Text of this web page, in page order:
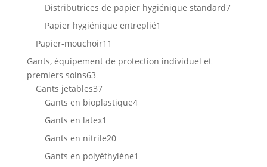
produits
Distributrices de papier hygiénique standard77
Papier hygiénique entreplié1
Papier-mouchoir11
produits
Gants, équipement de protection individuel et
premiers soins6363
produits
Gants jetables3737
produits
Gants en bioplastique44
Gants en latex1
produit
Gants en nitrile2020
produits
Gants en polyéthylène1